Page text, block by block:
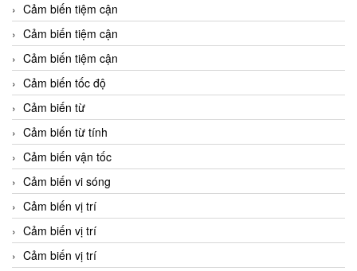
Cảm biến tiệm cận
Cảm biến tiệm cận
Cảm biến tiệm cận
Cảm biến tốc độ
Cảm biến từ
Cảm biến từ tính
Cảm biến vận tốc
Cảm biến vi sóng
Cảm biến vị trí
Cảm biến vị trí
Cảm biến vị trí